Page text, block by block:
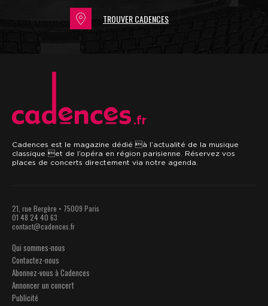
TROUVER CADENCES
.fr
Cadences est le magazine dédié à l’actualité de la musique
classique et de l’opéra en région parisienne. Réservez vos
places de concerts directement via notre agenda.
21, rue Bergère • 75009 Paris
01 48 24 40 63
contact@cadences.fr
Qui sommes-nous
Contactez-nous
Abonnez-vous à Cadences
Annoncer un concert
Publicité